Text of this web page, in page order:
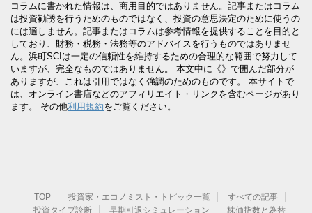
コラムに書かれた情報は、商用目的ではありません。記事またはコラム
は投資勧誘を行うためのものではなく、投資の意思決定のために使うの
には適しません。記事またはコラムは参考情報を提供することを目的と
しており、財務・税務・法務等のアドバイスを行うものではありませ
ん。浜町SCIは一定の信頼性を維持するための合理的な範囲で努力して
いますが、完全なものではありません。 本文中に《》で囲んだ部分が
ありますが、これは引用ではなく強調のためのものです。 本サイトで
は、オンライン書店などのアフィリエイト・リンクを含むページがあり
ます。 その他利用規約をご覧ください。
TOP 投資家・エコノミスト・トピック一覧
すべての記事
投資タイプ診断
早期引退シミュレーション 株価指数と為替